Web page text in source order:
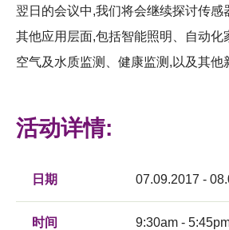
翌日的会议中,我们将会继续探讨传
其他应用层面,包括智能照明、自动化
空气及水质监测、健康监测,以及其他
活动详情:
日期 07.09.2017 -
时间 9:30am -